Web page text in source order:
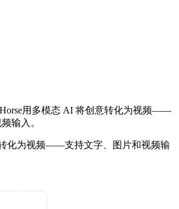
用多模态 AI 将创意转化为视频——
输入。
化为视频——支持文字、图片和视频输